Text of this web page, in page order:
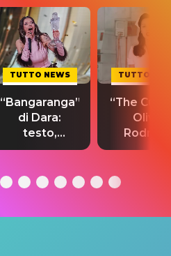
TUTTO NEWS
“Bangaranga”
di Dara:
testo,
traduzione e
del singolo
TUTTO
“The
Olivia
testo,